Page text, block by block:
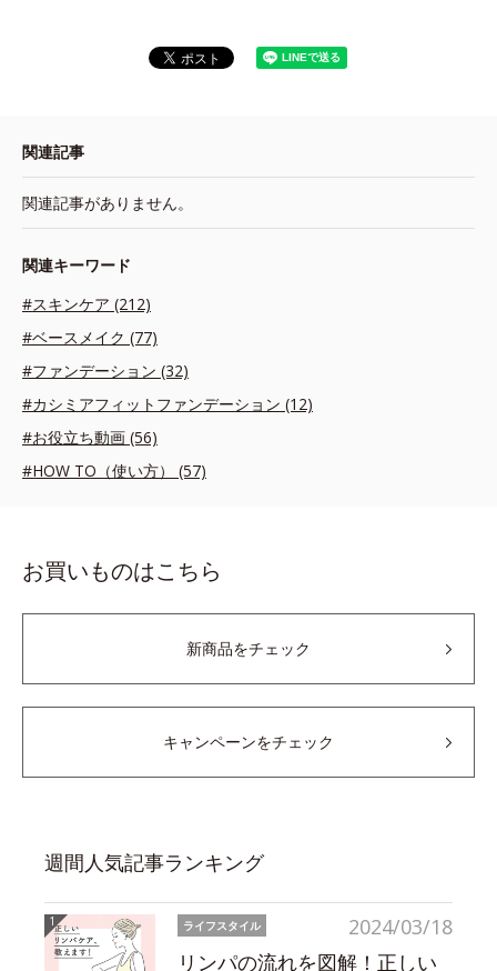
関連記事
関連記事がありません。
関連キーワード
#スキンケア (212)
#ベースメイク (77)
#ファンデーション (32)
#カシミアフィットファンデーション (12)
#お役立ち動画 (56)
#HOW TO（使い方） (57)
お買いものはこちら
新商品をチェック
キャンペーンをチェック
週間人気記事ランキング
2024/03/18
ライフスタイル
リンパの流れを図解！正しい